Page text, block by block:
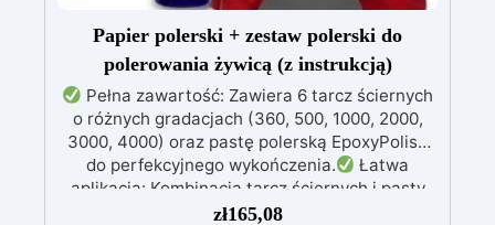
Papier polerski + zestaw polerski do
polerowania żywicą (z instrukcją)
Pełna zawartość: Zawiera 6 tarcz ściernych
o różnych gradacjach (360, 500, 1000, 2000,
3000, 4000) oraz pastę polerską EpoxyPolish
do perfekcyjnego wykończenia.
Łatwa
aplikacja: Kombinacja tarcz ściernych i pasty
polerskiej zapewnia prostą i skuteczną
zł165,08